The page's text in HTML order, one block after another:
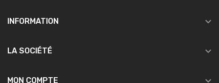
INFORMATION 
LA SOCIÉTÉ 
MON COMPTE